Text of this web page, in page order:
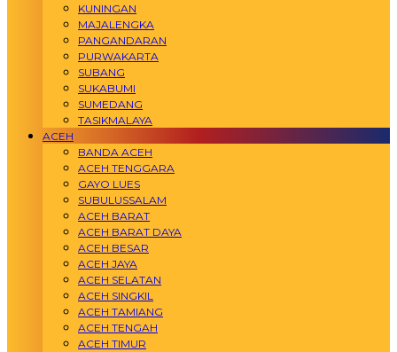
KUNINGAN
MAJALENGKA
PANGANDARAN
PURWAKARTA
SUBANG
SUKABUMI
SUMEDANG
TASIKMALAYA
ACEH
BANDA ACEH
ACEH TENGGARA
GAYO LUES
SUBULUSSALAM
ACEH BARAT
ACEH BARAT DAYA
ACEH BESAR
ACEH JAYA
ACEH SELATAN
ACEH SINGKIL
ACEH TAMIANG
ACEH TENGAH
ACEH TIMUR